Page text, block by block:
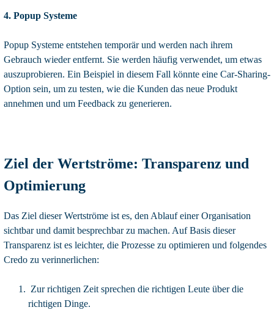
4. Popup Systeme
Popup Systeme entstehen temporär und werden nach ihrem
Gebrauch wieder entfernt. Sie werden häufig verwendet, um etwas
auszuprobieren. Ein Beispiel in diesem Fall könnte eine Car-Sharing-
Option sein, um zu testen, wie die Kunden das neue Produkt
annehmen und um Feedback zu generieren.
Ziel der Wertströme: Transparenz und
Optimierung
Das Ziel dieser Wertströme ist es, den Ablauf einer Organisation
sichtbar und damit besprechbar zu machen. Auf Basis dieser
Transparenz ist es leichter, die Prozesse zu optimieren und folgendes
Credo zu verinnerlichen:
Zur richtigen Zeit sprechen die richtigen Leute über die
richtigen Dinge.